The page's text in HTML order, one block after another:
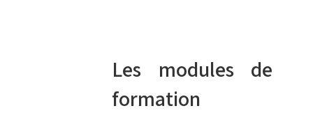
Les modules de
formation